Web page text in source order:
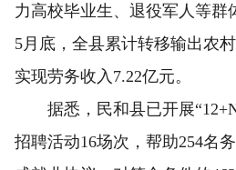
力高校毕业生、退役军人等群
5月底，全县累计转移输出农
实现劳务收入7.22亿元。
据悉，民和县已开展
招聘活动16场次，帮助254名